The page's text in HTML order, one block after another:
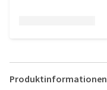
Produktinformationen